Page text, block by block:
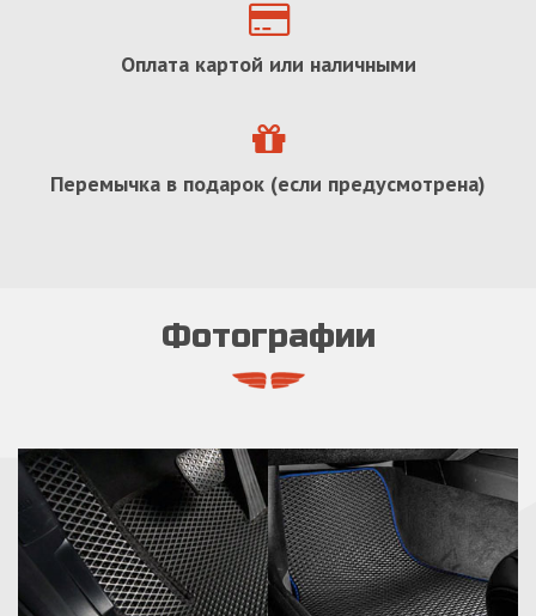
Оплата картой или наличными
Перемычка в подарок (если предусмотрена)
Фотографии